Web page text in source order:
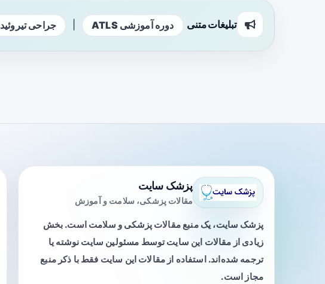
تبلیغات متنی دوره آموزشی ATLS جراحی تیروئید
پزشک سایت
مقالات پزشکی، سلامت و آموزش
پزشک سایت، یک منبع مقالات پزشکی و سلامت است. بخش
زیادی از مقالات این سایت توسط مسئولین سایت نوشته یا
ترجمه شده‌اند. استفاده از مقالات این سایت فقط با ذکر منبع
مجاز است.